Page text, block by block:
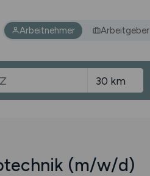
Arbeitnehmer Arbeitgeber
(m/w/d)